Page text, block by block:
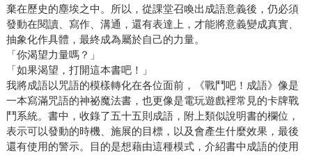
棄在歷史的塵埃之中。所以，從課堂召喚出成語意義後，仍必須
發動在閱讀、寫作、溝通，還有表達上，才能將意義變成真實、
抽象化作具體，最終成為屬於自己的力量。
「你渴望力量嗎？」
「如果渴望，打開這本書吧！」
我將成語以咒語的模樣轉化在各位面前，《戰鬥吧！成語》像是
一本寫滿咒語的神祕魔法書，也更像是電玩遊戲裡常見的卡牌戰
鬥系統。書中，收錄了五十五則成語，附上類似說明書的欄位，
表示可以發動的時機、施展的目標，以及會產生什麼效果，最後
還有使用的警示。目的是想藉由這種模式，介紹書中成語的使用